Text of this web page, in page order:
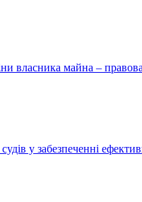
власника майна –
у забезпеченні